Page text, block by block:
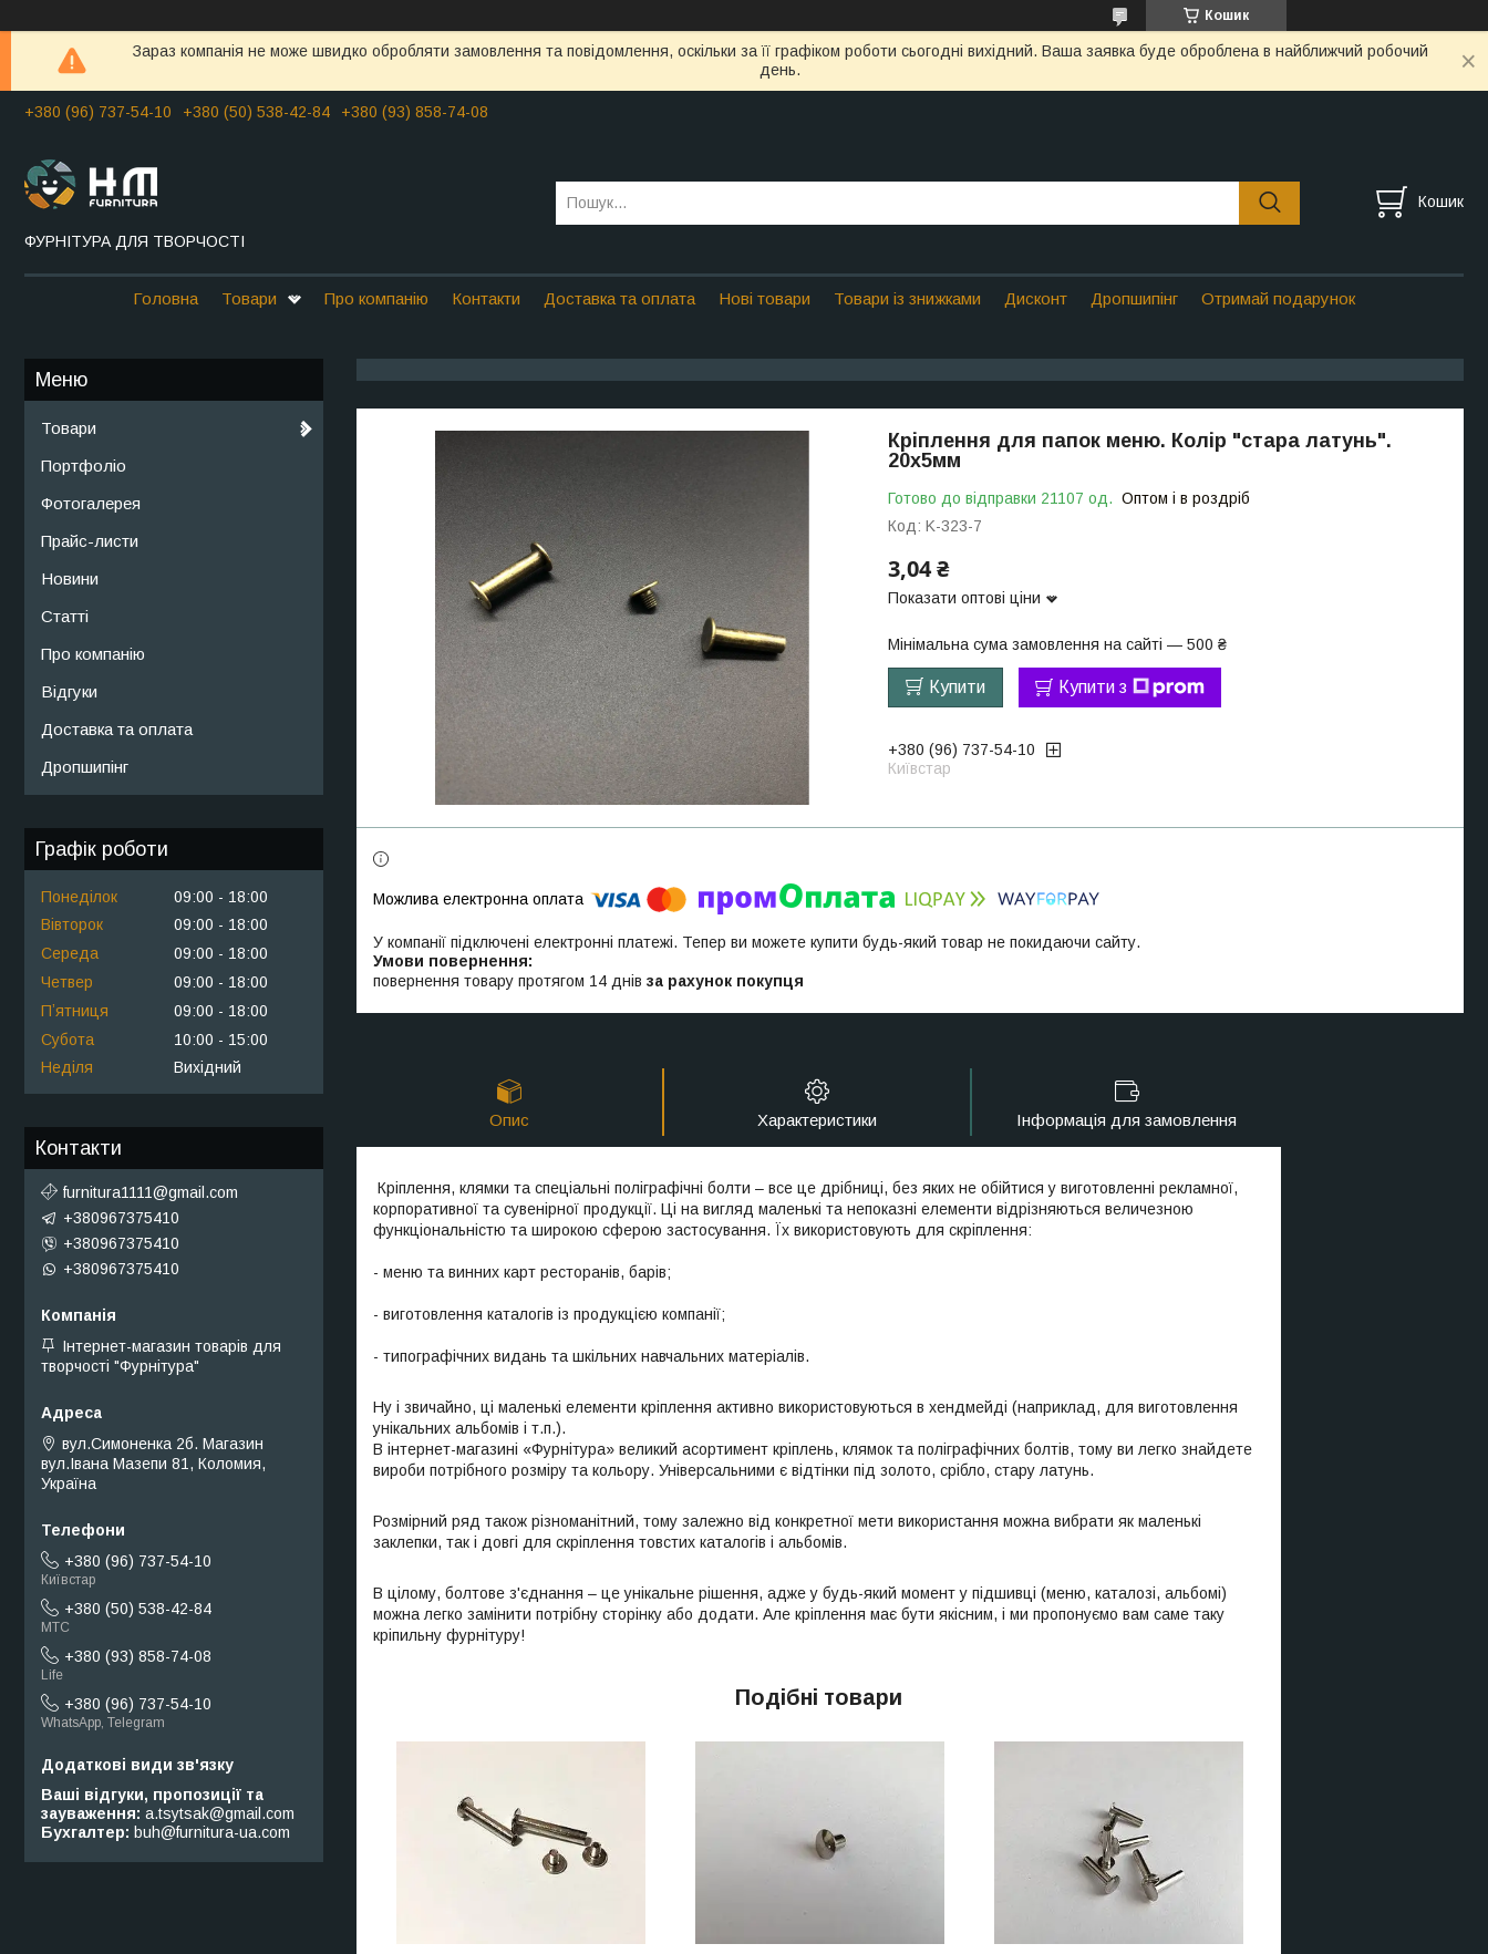
Кошик
Зараз компанія не може швидко обробляти замовлення та повідомлення, оскільки за її графіком роботи сьогодні вихідний. Ваша заявка буде оброблена в найближчий робочий
день.
+380 (96) 737-54-10 +380 (50) 538-42-84 +380 (93) 858-74-08
ФУРНІТУРА ДЛЯ ТВОРЧОСТІ
Кошик
Головна Товари Про компанію Контакти Доставка та оплата Нові товари Товари із знижками Дисконт Дропшипінг Отримай подарунок
Кріплення для папок меню. Колір "стара латунь".
20х5мм
Готово до відправки 21107 од. Оптом і в роздріб
Код: K-323-7
3,04 ₴
Показати оптові ціни
Мінімальна сума замовлення на сайті — 500 ₴
Купити Купити з
+380 (96) 737-54-10
Київстар
У компанії підключені електронні платежі. Тепер ви можете купити будь-який товар не покидаючи сайту.
повернення товару протягом 14 днів за рахунок покупця
Опис Характеристики Інформація для замовлення
Кріплення, клямки та спеціальні поліграфічні болти – все це дрібниці, без яких не обійтися у виготовленні рекламної,
корпоративної та сувенірної продукції. Ці на вигляд маленькі та непоказні елементи відрізняються величезною
функціональністю та широкою сферою застосування. Їх використовують для скріплення:
- меню та винних карт ресторанів, барів;
- виготовлення каталогів із продукцією компанії;
- типографічних видань та шкільних навчальних матеріалів.
Ну і звичайно, ці маленькі елементи кріплення активно використовуються в хендмейді (наприклад, для виготовлення
унікальних альбомів і т.п.).
В інтернет-магазині «Фурнітура» великий асортимент кріплень, клямок та поліграфічних болтів, тому ви легко знайдете
вироби потрібного розміру та кольору. Універсальними є відтінки під золото, срібло, стару латунь.
Розмірний ряд також різноманітний, тому залежно від конкретної мети використання можна вибрати як маленькі
заклепки, так і довгі для скріплення товстих каталогів і альбомів.
В цілому, болтове з'єднання – це унікальне рішення, адже у будь-який момент у підшивці (меню, каталозі, альбомі)
можна легко замінити потрібну сторінку або додати. Але кріплення має бути якісним, і ми пропонуємо вам саме таку
кріпильну фурнітуру!
Подібні товари
Товари
Портфоліо
Фотогалерея
Прайс-листи
Новини
Статті
Про компанію
Відгуки
Доставка та оплата
Дропшипінг
Графік роботи
Понеділок 09:00
18:00
Вівторок
09:00
18:00
Середа
09:00
18:00
Четвер
09:00
18:00
Пʼятниця
09:00
18:00
Субота
10:00
15:00
Неділя
Вихідний
Контакти
furnitura1111@gmail.com
+380967375410
+380967375410
+380967375410
Інтернет-магазин товарів для
творчості "Фурнітура"
вул.Симоненка 2б. Магазин
вул.Івана Мазепи 81, Коломия,
Україна
+380 (96) 737-54-10
Київстар
+380 (50) 538-42-84
МТС
+380 (93) 858-74-08
Life
+380 (96) 737-54-10
WhatsApp, Telegram
Ваші відгуки, пропозиції та
зауваження a.tsytsak@gmail.com
Бухгалтер
buh@furnitura-ua.com